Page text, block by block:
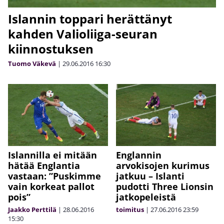
Islannin toppari herättänyt
kahden Valioliiga-seuran
kiinnostuksen
Tuomo Väkevä | 29.06.2016 16:30
Islannilla ei mitään
hätää Englantia
vastaan: ”Puskimme
vain korkeat pallot
pois”
Jaakko Perttilä | 28.06.2016
15:30
Englannin
arvokisojen kurimus
jatkuu – Islanti
pudotti Three Lionsin
jatkopeleistä
toimitus | 27.06.201623:59